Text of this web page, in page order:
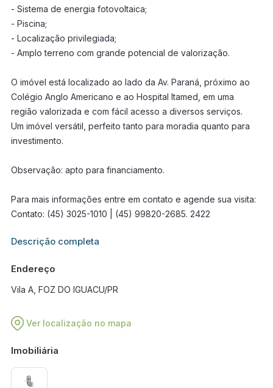
- Sistema de energia fotovoltaica;
- Piscina;
- Localização privilegiada;
- Amplo terreno com grande potencial de valorização.
O imóvel está localizado ao lado da Av. Paraná, próximo ao
Colégio Anglo Americano e ao Hospital Itamed, em uma
região valorizada e com fácil acesso a diversos serviços.
Um imóvel versátil, perfeito tanto para moradia quanto para
investimento.
Observação: apto para financiamento.
Para mais informações entre em contato e agende sua visita:
Contato: (45) 3025-1010 | (45) 99820-2685. 2422
Informações adicionais sobre este imóvel estarão disponíveis
Descrição completa
Endereço
Vila A, FOZ DO IGUACU/PR
Ver localização no mapa
Imobiliária